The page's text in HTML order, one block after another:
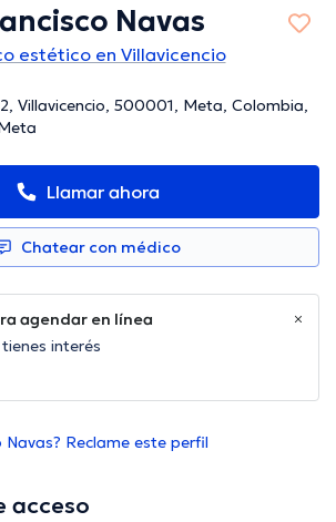
Navas
estético en Villavicencio
Villavicencio, 500001, Meta, Colombia,
Llamar ahora
Chatear con médico
agendar en línea
interés
Navas? Reclame este perfil
acceso